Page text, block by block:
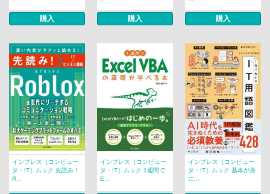
購入 購入 購入
インプレス［コンピュー
タ・IT］ムック 先読み！
R...
インプレス［コンピュー
タ・IT］ムック 1週間で
E...
インプレス［コンピュー
タ・IT］ムック 基本が身
に...